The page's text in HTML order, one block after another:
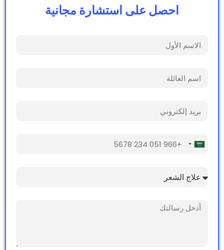
للمرضى من جميع أنحاء العالم .
احصل على استشارة مجانية
Saudi
+966